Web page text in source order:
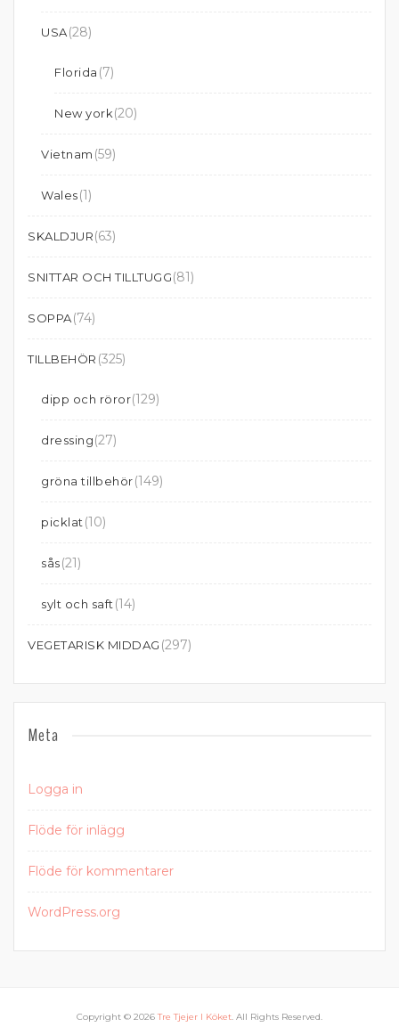
USA(28)
Florida (7)
New york(20)
Vietnam (59)
Wales(1)
SKALDJUR(63)
SNITTAR OCH TILLTUGG(81)
SOPPA(74)
TILLBEHÖR (325)
dipp och röror(129)
dressing(27)
gröna tillbehör(149)
picklat (10)
sås(21)
sylt och saft (14)
VEGETARISK MIDDAG (297)
Meta
Logga in
Flöde för inlägg
Flöde för kommentarer
WordPress.org
Copyright © 2026Tre Tjejer I Köket. All Rights Reserved.